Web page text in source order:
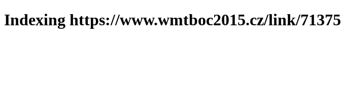
Indexing https://www.wmtboc2015.cz/link/71375